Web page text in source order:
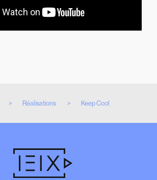
Réalisations Keep Cool